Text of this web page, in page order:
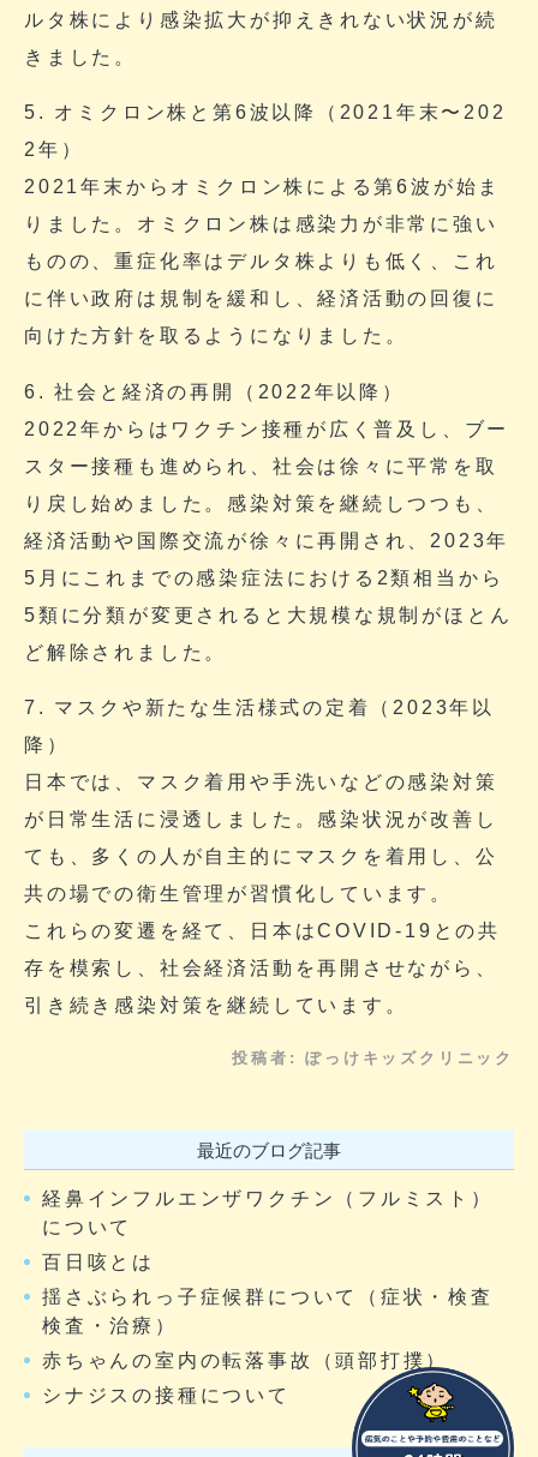
ルタ株により感染拡大が抑えきれない状況が続
きました。
5. オミクロン株と第6波以降（2021年末〜202
2年）
2021年末からオミクロン株による第6波が始ま
りました。オミクロン株は感染力が非常に強い
ものの、重症化率はデルタ株よりも低く、これ
に伴い政府は規制を緩和し、経済活動の回復に
向けた方針を取るようになりました。
6. 社会と経済の再開（2022年以降）
2022年からはワクチン接種が広く普及し、ブー
スター接種も進められ、社会は徐々に平常を取
り戻し始めました。感染対策を継続しつつも、
経済活動や国際交流が徐々に再開され、2023年
5月にこれまでの感染症法における2類相当から
5類に分類が変更されると大規模な規制がほとん
ど解除されました。
7. マスクや新たな生活様式の定着（2023年以
降）
日本では、マスク着用や手洗いなどの感染対策
が日常生活に浸透しました。感染状況が改善し
ても、多くの人が自主的にマスクを着用し、公
共の場での衛生管理が習慣化しています。
これらの変遷を経て、日本はCOVID-19との共
存を模索し、社会経済活動を再開させながら、
引き続き感染対策を継続しています。
投稿者:ぽっけキッズクリニック
最近のブログ記事
経鼻インフルエンザワクチン（フルミスト）
について
百日咳とは
揺さぶられっ子症候群について（症状・検査
検査・治療）
赤ちゃんの室内の転落事故（頭部打撲）
シナジスの接種について